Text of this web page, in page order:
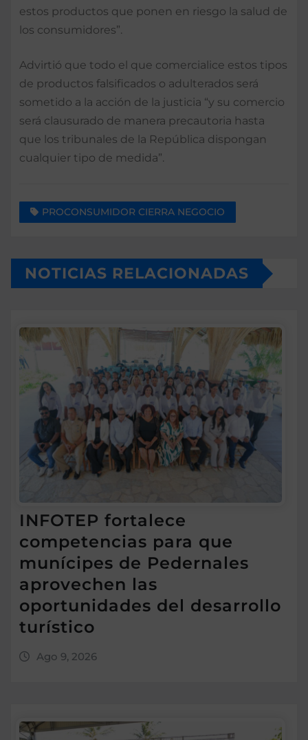
estos productos que ponen en riesgo la salud de
los consumidores”.
Advirtió que todo el que comercialice estos tipos
de productos falsificados o adulterados será
sometido a la acción de la justicia “y su comercio
será clausurado de manera precautoria hasta
que los tribunales de la República dispongan
cualquier tipo de medida”.
PROCONSUMIDOR CIERRA NEGOCIO
NOTICIAS RELACIONADAS
INFOTEP fortalece
competencias para que
munícipes de Pedernales
aprovechen las
oportunidades del desarrollo
turístico
Ago 9, 2026